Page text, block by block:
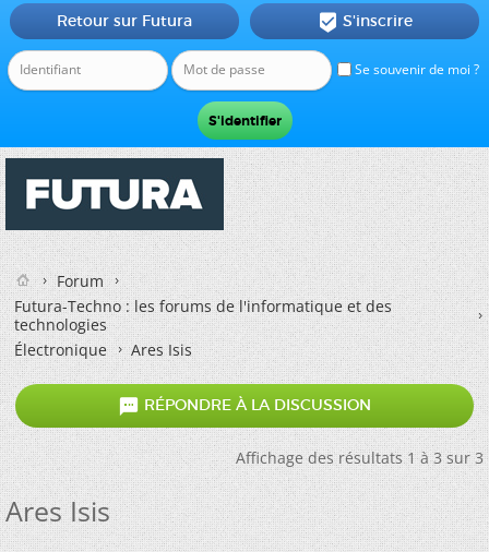
Se souvenir de moi ?
Retour sur Futura  S'inscrire
Forum
Futura-Techno : les forums de l'informatique et des
technologies
Électronique
Ares Isis
 RÉPONDRE À LA DISCUSSION
Affichage des résultats 1 à 3 sur 3
Ares Isis